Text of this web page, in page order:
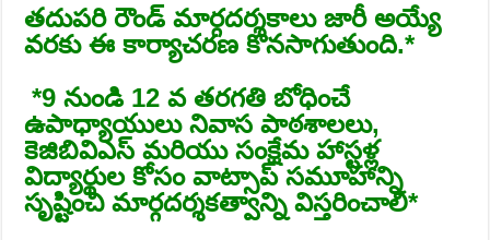
️తదుపరి రౌండ్ మార్గదర్శకాలు జారీ అయ్యే
వరకు ఈ కార్యాచరణ కొనసాగుతుంది.*
*️9 నుండి 12 వ తరగతి బోధించే
ఉపాధ్యాయులు నివాస పాఠశాలలు,
కెజిబివిఎస్ మరియు సంక్షేమ హాస్టళ్ల
విద్యార్థుల కోసం వాట్సాప్ సమూహాన్ని
సృష్టించి మార్గదర్శకత్వాన్ని విస్తరించాలి*